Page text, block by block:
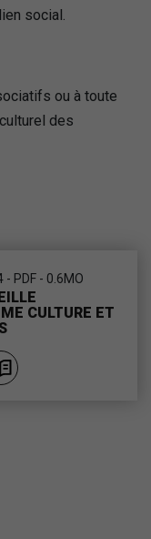
social.
ou à toute
des
- PDF - 0.6MO
CULTURE ET